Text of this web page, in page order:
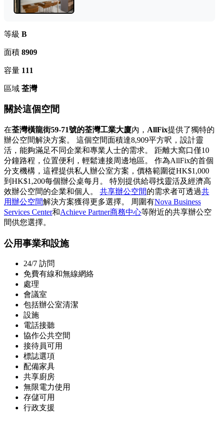
等級 B
面積 8909
容量 111
區域 荃灣
關於這個空間
在荃灣橫龍街59-71號的荃灣工業大廈內， AllFix提供了獨特的
辦公空間解決方案。 這個空間面積達8,909平方呎，設計靈
活，能夠滿足不同企業和專業人士的需求。 距離大窩口僅10
分鐘路程，位置便利，輕鬆連接周邊地區。 作為AllFix的首個
分支機構，這裡提供私人辦公室方案，價格範圍從HK$1,000
到HK$1,200每個辦公桌每月。 特別提供給尋找靈活及經濟高
效辦公空間的企業和個人。 共享辦公空間的需求者可透過共
用辦公空間解決方案獲得更多選擇。 周圍有Nova Business
Services Center和Achieve Partner商務中心等附近的共享辦公空
間供您選擇。
公用事業和設施
24/7 訪問
免費有線和無線網絡
處理
會議室
包括辦公室清潔
設施
電話接聽
協作公共空間
接待員可用
標誌選項
配備家具
共享廚房
無限電力使用
存儲可用
行政支援